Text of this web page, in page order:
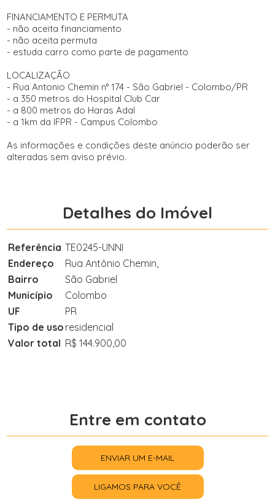
FINANCIAMENTO E PERMUTA
- não aceita financiamento
- não aceita permuta
- estuda carro como parte de pagamento
LOCALIZAÇÃO
- Rua Antonio Chemin n° 174 - São Gabriel - Colombo/PR
- a 350 metros do Hospital Club Car
- a 800 metros do Haras Adal
- a 1km da IFPR - Campus Colombo
As informações e condições deste anúncio poderão ser
alteradas sem aviso prévio.
Detalhes do Imóvel
Referência TE0245-UNNI
Endereço
Rua Antônio Chemin,
Bairro
São Gabriel
Município
Colombo
UF
PR
Tipo de uso residencial
Valor total R$ 144.900,00
Entre em contato
ENVIAR UM E-MAIL
LIGAMOS PARA VOCÊ